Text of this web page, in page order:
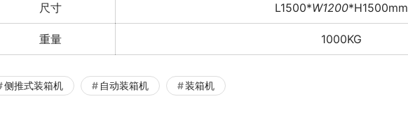
尺寸 L1500*W1200*H1500mm
重量 1000KG
侧推式装箱机 自动装箱机 装箱机